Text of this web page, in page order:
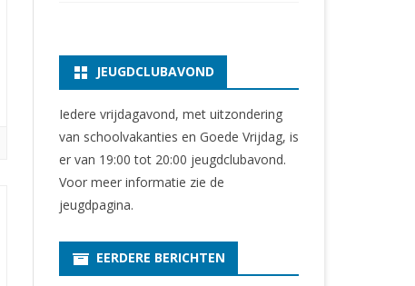
JEUGDCLUBAVOND
Iedere vrijdagavond, met uitzondering
van schoolvakanties en Goede Vrijdag, is
er van 19:00 tot 20:00 jeugdclubavond.
Voor meer informatie zie de
jeugdpagina.
EERDERE BERICHTEN